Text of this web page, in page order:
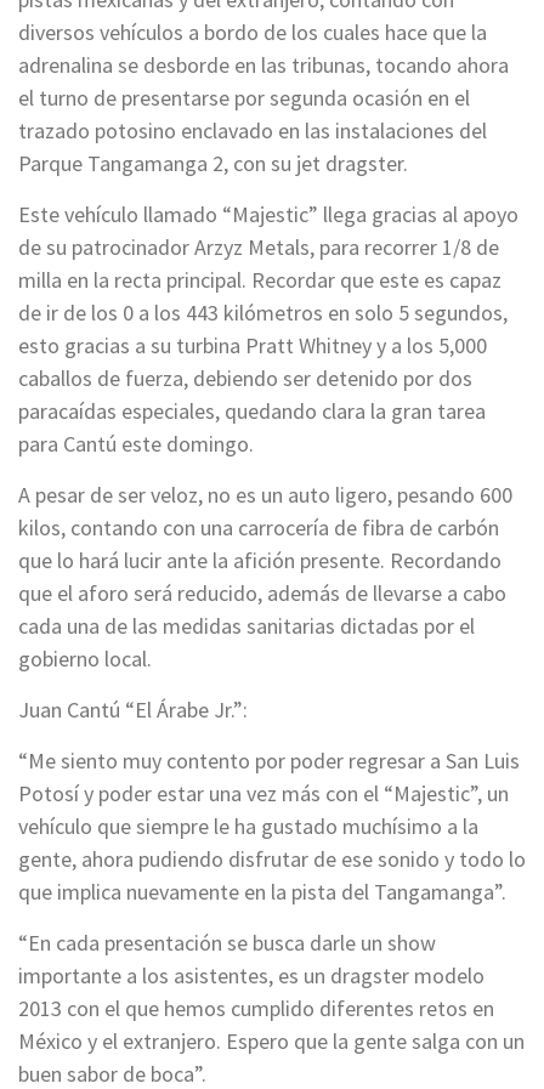
diversos vehículos a bordo de los cuales hace que la
adrenalina se desborde en las tribunas, tocando ahora
el turno de presentarse por segunda ocasión en el
trazado potosino enclavado en las instalaciones del
Parque Tangamanga 2, con su jet dragster.
Este vehículo llamado “Majestic” llega gracias al apoyo
de su patrocinador Arzyz Metals, para recorrer 1/8 de
milla en la recta principal. Recordar que este es capaz
de ir de los 0 a los 443 kilómetros en solo 5 segundos,
esto gracias a su turbina Pratt Whitney y a los 5,000
caballos de fuerza, debiendo ser detenido por dos
paracaídas especiales, quedando clara la gran tarea
para Cantú este domingo.
A pesar de ser veloz, no es un auto ligero, pesando 600
kilos, contando con una carrocería de fibra de carbón
que lo hará lucir ante la afición presente. Recordando
que el aforo será reducido, además de llevarse a cabo
cada una de las medidas sanitarias dictadas por el
gobierno local.
Juan Cantú “El Árabe Jr.”:
“Me siento muy contento por poder regresar a San Luis
Potosí y poder estar una vez más con el “Majestic”, un
vehículo que siempre le ha gustado muchísimo a la
gente, ahora pudiendo disfrutar de ese sonido y todo lo
que implica nuevamente en la pista del Tangamanga”.
“En cada presentación se busca darle un show
importante a los asistentes, es un dragster modelo
2013 con el que hemos cumplido diferentes retos en
México y el extranjero. Espero que la gente salga con un
buen sabor de boca”.